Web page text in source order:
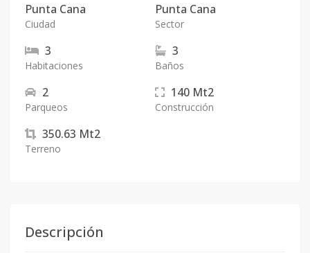
Punta Cana
Ciudad
Punta Cana
Sector
3
Habitaciones
3
Baños
2
Parqueos
140 Mt2
Construcción
350.63 Mt2
Terreno
Descripción